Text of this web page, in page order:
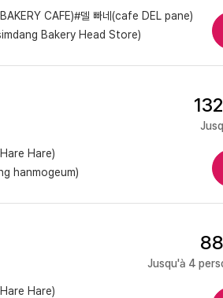
CAFE)#델 빠네(cafe DEL pane)
Bakery Head Store)
Hare)
hanmogeum)
Hare)
Jusqu'à 4